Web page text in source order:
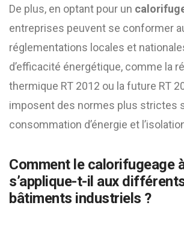
De plus, en optant pour un
entreprises peuvent se conformer
réglementations locales et
d’efficacité énergétique, comme la
thermique RT 2012 ou la future RT
imposent des normes plus strictes
consommation d’énergie et
Comment le calorifugeage
s’applique-t-il aux
bâtiments industriels ?